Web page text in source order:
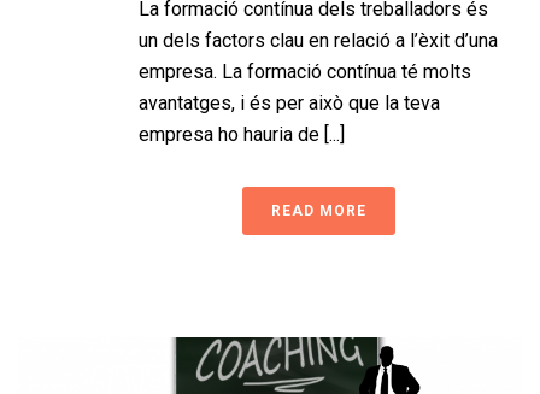
La formació contínua dels treballadors és
un dels factors clau en relació a l’èxit d’una
empresa. La formació contínua té molts
avantatges, i és per això que la teva
empresa ho hauria de [...]
READ MORE